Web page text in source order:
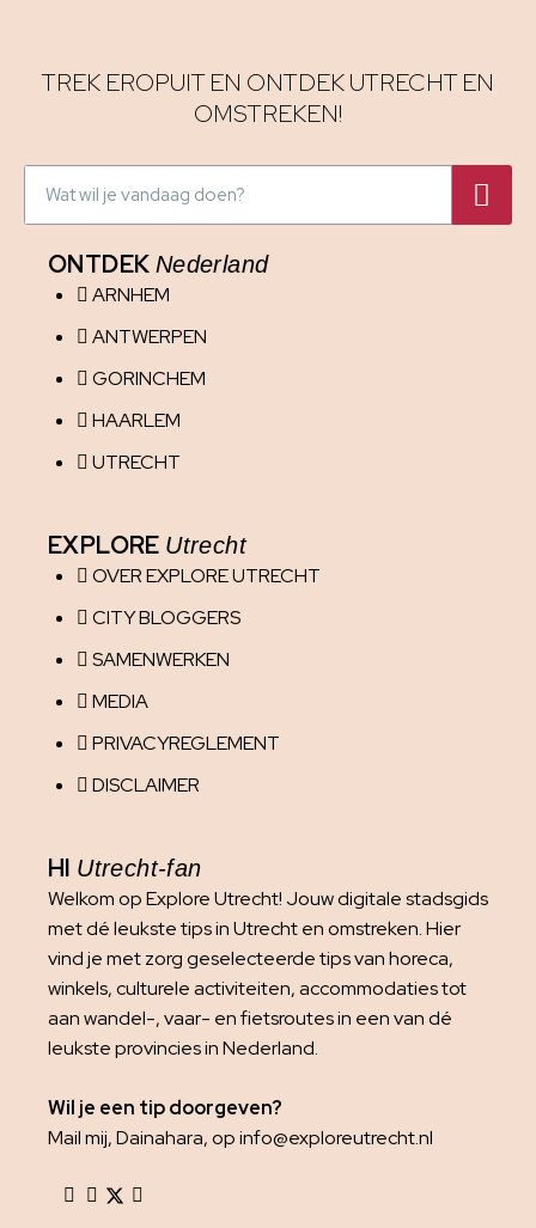
TREK EROPUIT EN ONTDEK UTRECHT EN
OMSTREKEN!
ONTDEK Nederland
ARNHEM
ANTWERPEN
GORINCHEM
HAARLEM
UTRECHT
EXPLORE Utrecht
OVER EXPLORE UTRECHT
CITY BLOGGERS
SAMENWERKEN
MEDIA
PRIVACYREGLEMENT
DISCLAIMER
HI Utrecht-fan
Welkom op Explore Utrecht! Jouw digitale stadsgids
met dé leukste tips in Utrecht en omstreken. Hier
vind je met zorg geselecteerde tips van horeca,
winkels, culturele activiteiten, accommodaties tot
aan wandel-, vaar- en fietsroutes in een van dé
leukste provincies in Nederland.
Wil je een tip doorgeven?
Mail mij, Dainahara, op info@exploreutrecht.nl